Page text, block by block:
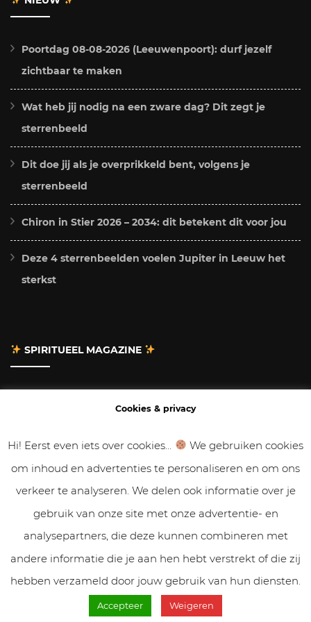
Poortdag 08-08-2026 (Leeuwenpoort): durf jezelf
zichtbaar te maken
Wat heb jij nodig na een zware dag? Dit zegt je
sterrenbeeld
Dit doe jij als je overprikkeld bent, volgens je
sterrenbeeld
Chiron in Stier 2026 – 2034: dit betekent dit voor jou
Deze 4 sterrenbeelden voelen Jupiter in Leeuw het
sterkst
SPIRITUEEL MAGAZINE
Gastbloggen
Samenwerken
Cookies & Privacy
© VolleMaanKalender.nl 2019 - 2025 // NadiZoetebier.nl //
Cookies & privacy
Hi! Eerst even iets over cookies...
We gebruiken cookies
om inhoud en advertenties te personaliseren en om ons
verkeer te analyseren. We delen ook informatie over je
gebruik van onze site met onze advertentie- en
analysepartners, die deze kunnen combineren met
andere informatie die je aan hen hebt verstrekt of die zij
hebben verzameld door jouw gebruik van hun diensten.
Accepteer Weigeren